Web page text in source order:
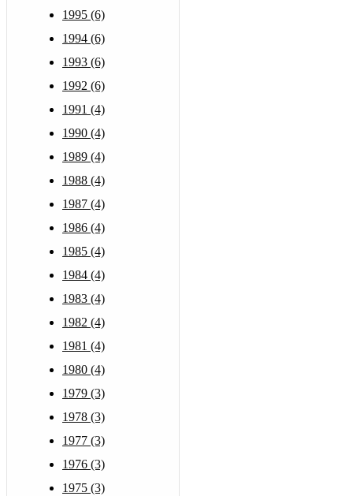
1995 (6)
1994 (6)
1993 (6)
1992 (6)
1991 (4)
1990 (4)
1989 (4)
1988 (4)
1987 (4)
1986 (4)
1985 (4)
1984 (4)
1983 (4)
1982 (4)
1981 (4)
1980 (4)
1979 (3)
1978 (3)
1977 (3)
1976 (3)
1975 (3)